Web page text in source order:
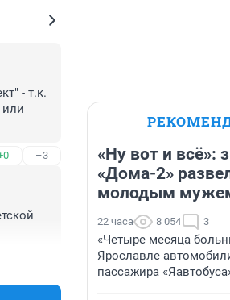
- т.к.
или
–3
«Ну вот и всё»:
«Дома-2»
молодым
22 часа 8 054 3
«Четыре месяца
Ярославле
пассажира